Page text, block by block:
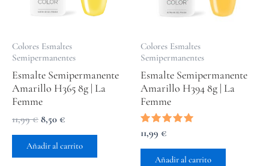
Colores Esmaltes
Semipermanentes
Esmalte Semipermanente
Amarillo H365 8g | La
Femme
11,99€ 8,50 €
Añadir al carrito
Colores Esmaltes
Semipermanentes
Esmalte Semipermanente
Amarillo H394 8g | La
Femme
Valorado
con
5.00
de 5
11,99 €
Añadir al carrito